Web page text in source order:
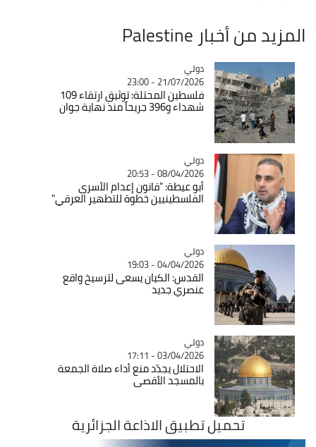
المزيد من أخبار Palestine
Catégorie
دولي
21/07/2026 - 23:00
فلسطين المحتلة: توثيق ارتقاء 109
شهداء و396 جريحاً منذ نهاية جوان
Catégorie
دولي
08/04/2026 - 20:53
أبو عيطة: "قانون إعدام الأسرى
الفلسطينيين خطوة للتطهير العرقي"
Catégorie
دولي
04/04/2026 - 19:03
القدس: الكيان يسعى لترسيخ واقع
عنصري جديد
Catégorie
دولي
03/04/2026 - 17:11
الاحتلال يجدّد منع أداء صلاة الجمعة
بالمسجد الأقصى
تحميل تطبيق الاذاعة الجزائرية